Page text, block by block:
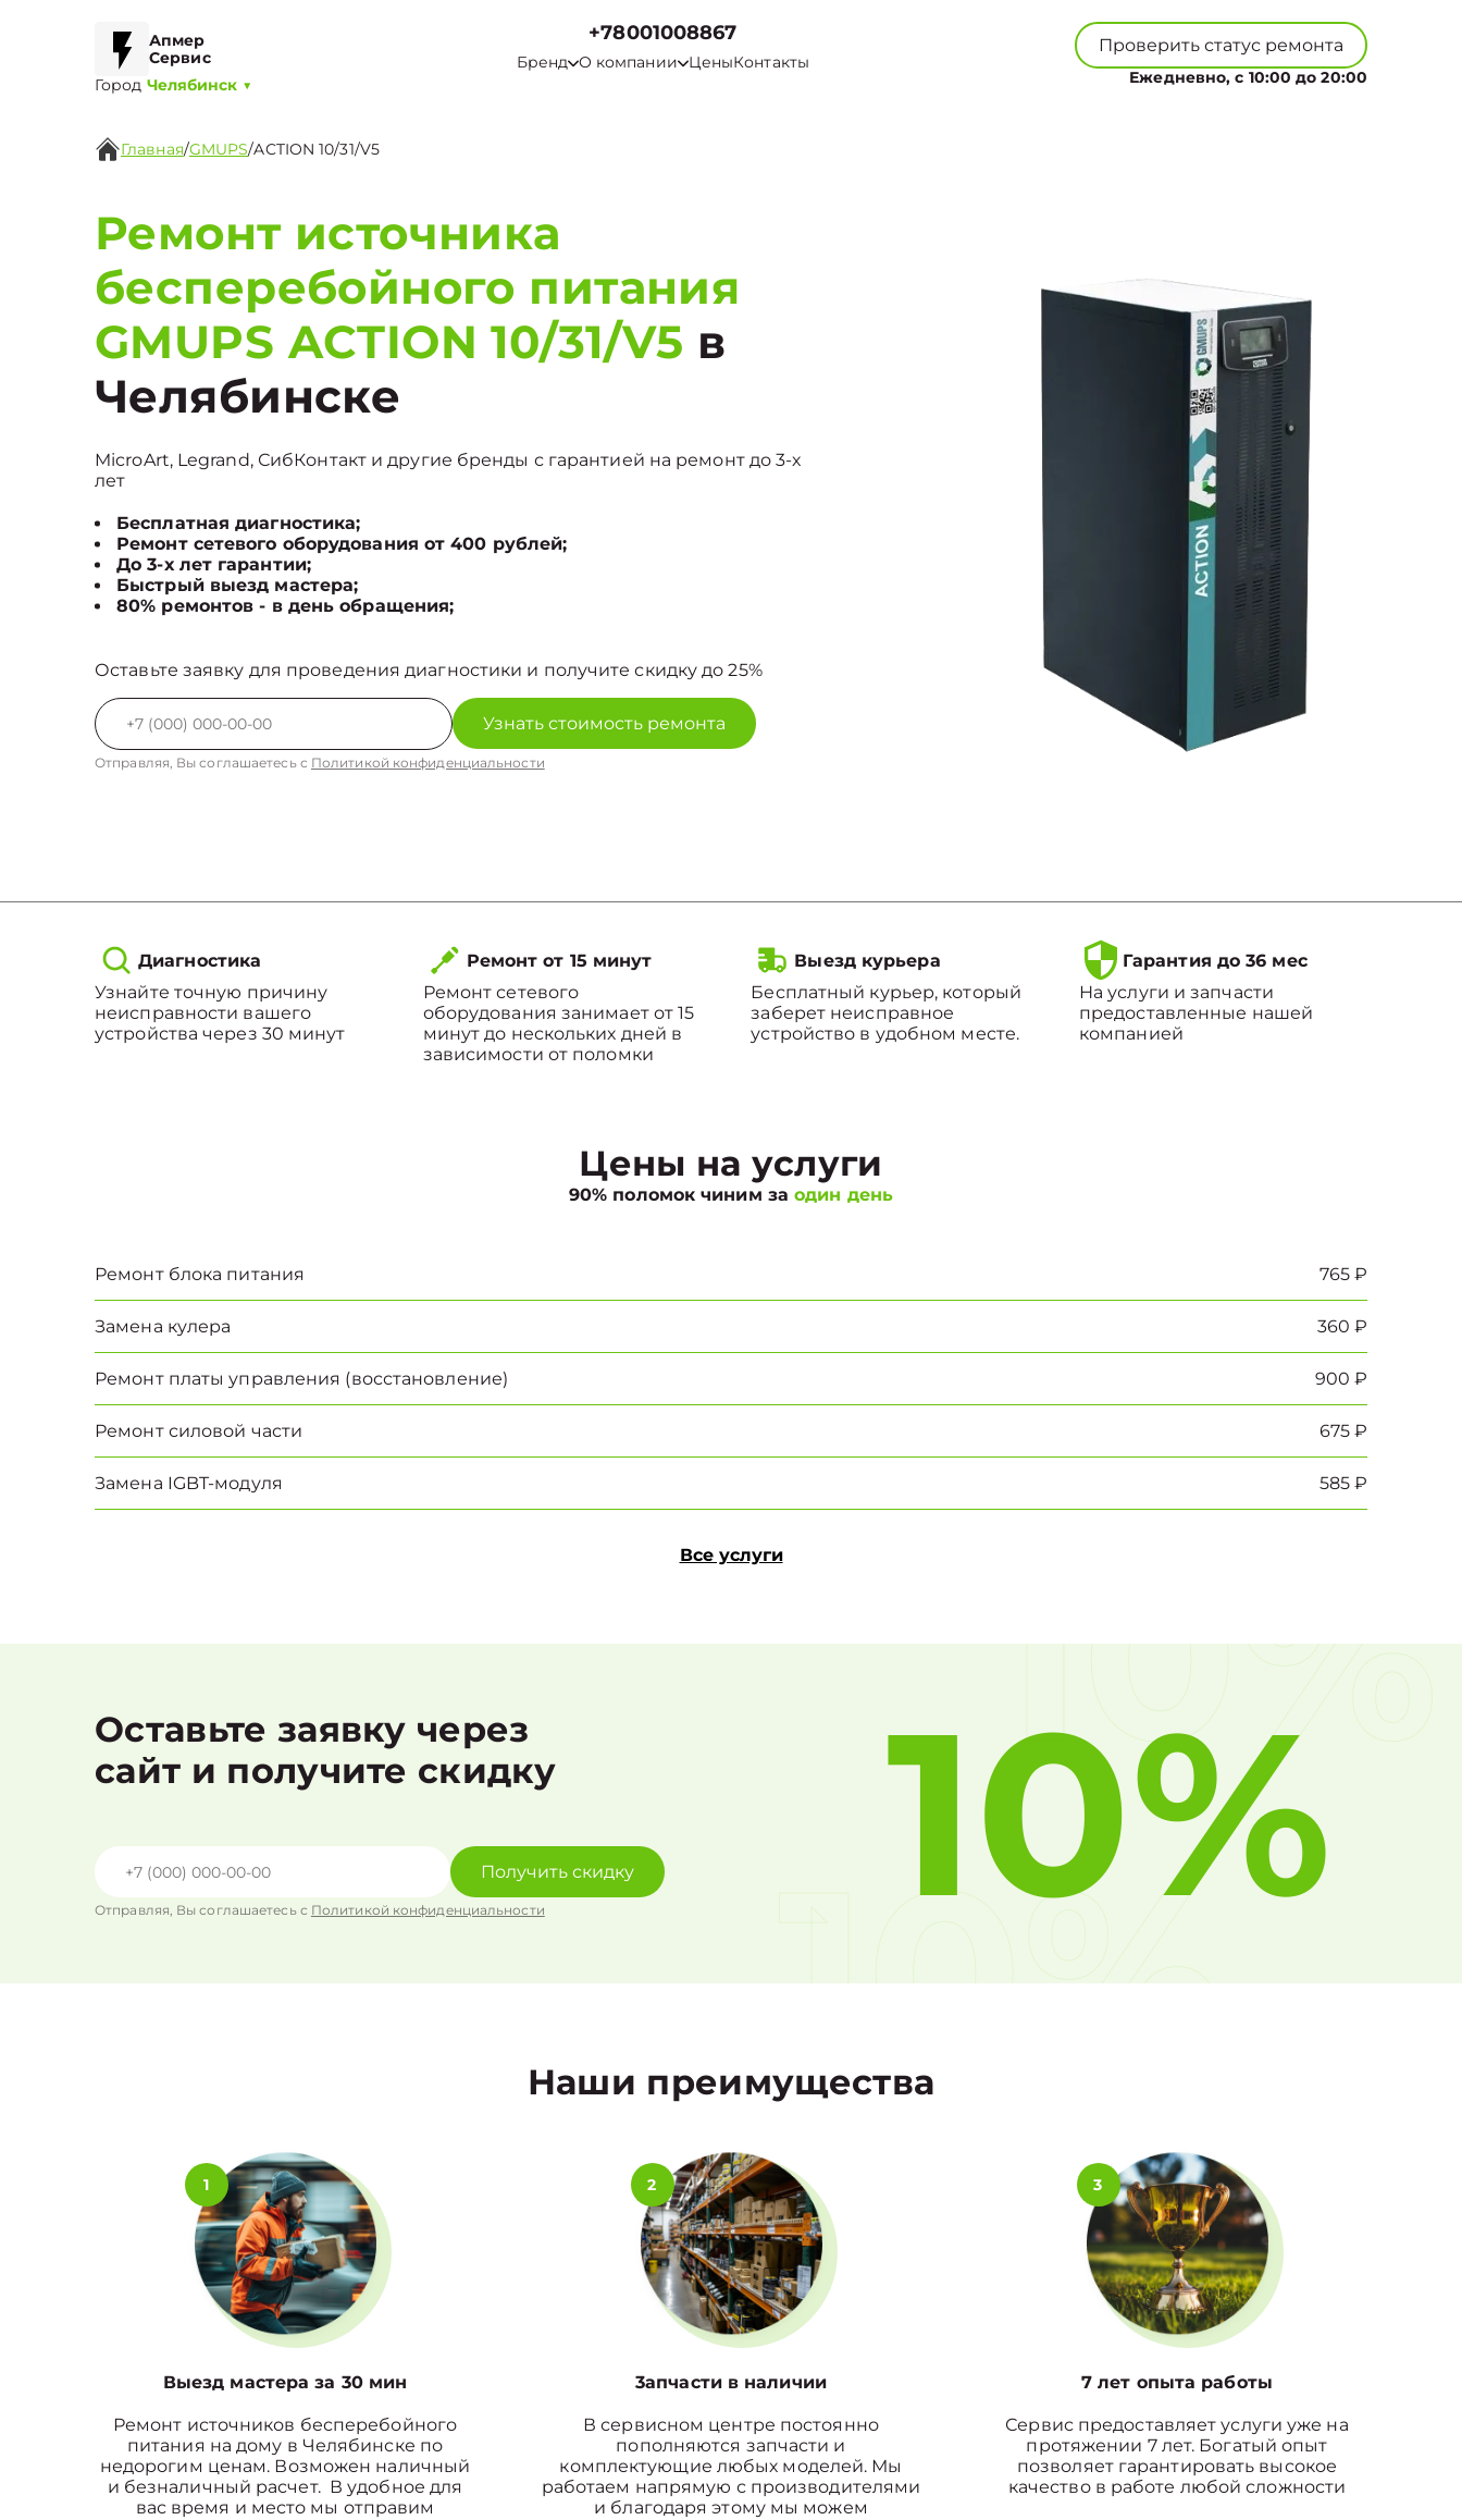
Апмер
Сервис
Город Челябинск ▼
+78001008867
Бренд О компании ЦеныКонтакты
Проверить статус ремонта
Ежедневно, с 10:00 до 20:00
Главная/GMUPS/ACTION 10/31/V5
Ремонт источника
бесперебойного питания
GMUPS ACTION 10/31/V5 в
Челябинске
MicroArt, Legrand, СибКонтакт и другие бренды с гарантией на ремонт до 3-х
лет
Бесплатная диагностика;
Ремонт сетевого оборудования от 400 рублей;
До 3-х лет гарантии;
Быстрый выезд мастера;
80% ремонтов - в день обращения;
Оставьте заявку для проведения диагностики и получите скидку до 25%
Узнать стоимость ремонта
Отправляя, Вы соглашаетесь с Политикой конфиденциальности
Диагностика
Узнайте точную причину
неисправности вашего
устройства через 30 минут
Ремонт от 15 минут
Ремонт сетевого
оборудования занимает от 15
минут до нескольких дней в
зависимости от поломки
Выезд курьера
Бесплатный курьер, который
заберет неисправное
устройство в удобном месте.
Гарантия до 36 мес
На услуги и запчасти
предоставленные нашей
компанией
Цены на услуги
90% поломок чиним заодин день
Ремонт блока питания 765 ₽
Замена кулера 360 ₽
Ремонт платы управления (восстановление) 900 ₽
Ремонт силовой части 675 ₽
Замена IGBT-модуля 585 ₽
Все услуги
Оставьте заявку через
сайт и получите скидку
Получить скидку
Отправляя, Вы соглашаетесь с Политикой конфиденциальности 10%
10%
10%
Наши преимущества
1
Выезд мастера за 30 мин
Ремонт источников бесперебойного
питания на дому в Челябинске по
недорогим ценам. Возможен наличный
и безналичный расчет. В удобное для
вас время и место мы отправим
2
3апчасти в наличии
В сервисном центре постоянно
пополняются запчасти и
комплектующие любых моделей. Мы
работаем напрямую с производителями
и благодаря этому мы можем
3
7 лет опыта работы
Сервис предоставляет услуги уже на
протяжении 7 лет. Богатый опыт
позволяет гарантировать высокое
качество в работе любой сложности